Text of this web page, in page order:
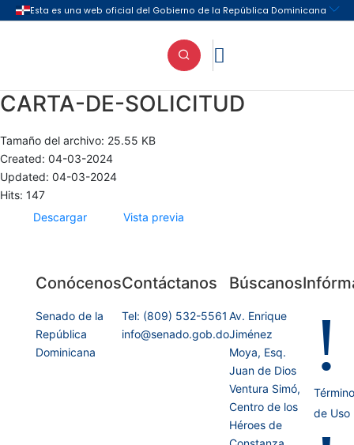

CARTA-DE-SOLICITUD
Tamaño del archivo: 25.55 KB
Created: 04-03-2024
Updated: 04-03-2024
Hits: 147
Descargar
Vista previa
Conócenos
Senado de la
República
Dominicana
Contáctanos
Tel: (809) 532-5561
info@senado.gob.do
Búscanos
Av. Enrique
Jiménez
Moya, Esq.
Juan de Dios
Ventura Simó,
Centro de los
Héroes de
!
de Uso